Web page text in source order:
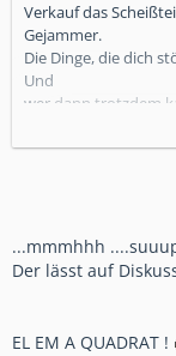
Verkauf das
Gejammer.
Die Dinge, die dich
Und
wer dann trotzdem
mehr.
...mmmhhh
Der lässt auf
EL EM A QUADRAT !